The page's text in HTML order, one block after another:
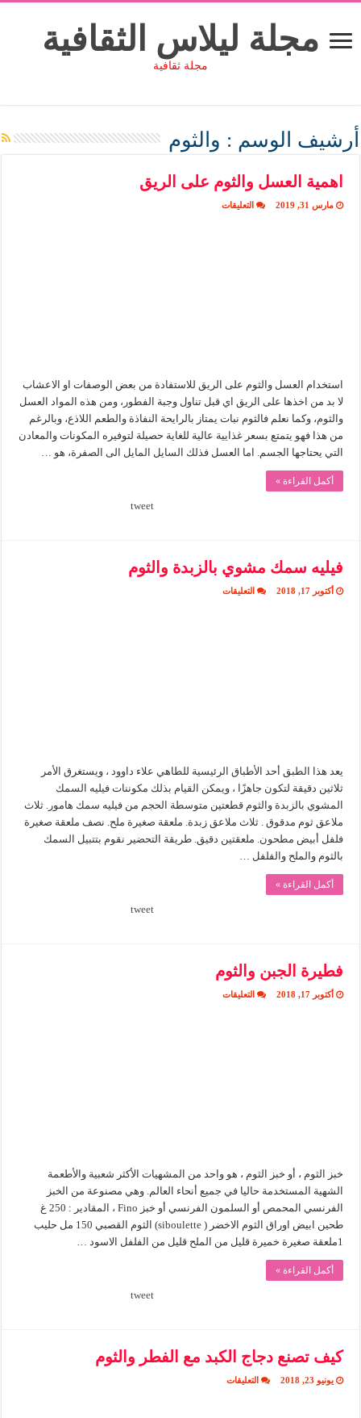
مجلة ليلاس الثقافية
مجلة ثقافية
أرشيف الوسم : والثوم
اهمية العسل والثوم على الريق
مارس 31, 2019 التعليقاتعلى
استخدام العسل والثوم على الريق للاستفادة من بعض الوصفات او الاعشاب
لا بد من اخذها على الريق اي قبل تناول وجبة الفطور، ومن هذه المواد العسل
والثوم، وكما نعلم فالثوم نبات يمتاز بالرايحة النفاذة والطعم اللاذع، وبالرغم
من هذا فهو يتمتع بسعر غذايية عالية للغاية حصيلة لتوفيره المكونات والمعادن
التي يحتاجها الجسم. اما العسل فذلك السايل المايل الى الصفرة، هو …
أكمل القراءة »
tweet
فيليه سمك مشوي بالزبدة والثوم
أكتوبر 17, 2018 التعليقاتعلى
يعد هذا الطبق أحد الأطباق الرئيسية للطاهي علاء داوود ، ويستغرق الأمر
ثلاثين دقيقة لتكون جاهزًا ، ويمكن القيام بذلك مكوننات فيليه السمك
المشوي بالزبدة والثوم قطعتين متوسطة الحجم من فيليه سمك هامور. ثلاث
ملاعق ثوم مدقوق . ثلاث ملاعق زبدة. ملعقة صغيرة ملح. نصف ملعقة صغيرة
فلفل أبيض مطحون. ملعقتين دقيق. طريقة التحضير نقوم بتتبيل السمك
بالثوم والملح والفلفل …
أكمل القراءة »
tweet
فطيرة الجبن والثوم
أكتوبر 17, 2018 التعليقاتعلى
خبز الثوم ، أو خبز الثوم ، هو واحد من المشهيات الأكثر شعبية والأطعمة
الشهية المستخدمة حاليا في جميع أنحاء العالم. وهي مصنوعة من الخبز
الفرنسي المحمص أو السلمون الفرنسي أو خبز Fino ، المقادير : 250 غ
طحين ابيض اوراق الثوم الاخضر ( siboulette) الثوم القصبي 150 مل حليب
1ملعقة صغيرة خميرة قليل من الملح قليل من الفلفل الاسود …
أكمل القراءة »
tweet
كيف تصنع دجاج الكبد مع الفطر والثوم
يونيو 23, 2018 التعليقاتعلى